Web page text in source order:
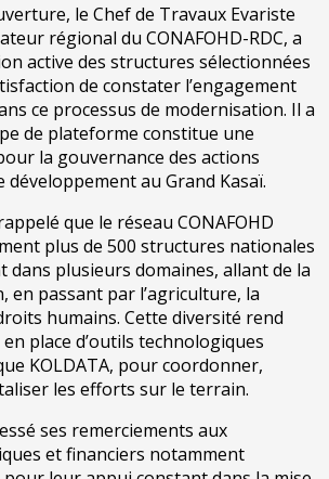
le Chef de Travaux Evariste
régional du CONAFOHD-RDC, a
active des structures sélectionnées
de constater l’engagement
ce processus de modernisation. Il a
de plateforme constitue une
la gouvernance des actions
au Grand Kasaï.
que le réseau CONAFOHD
plus de 500 structures nationales
plusieurs domaines, allant de la
en passant par l’agriculture, la
humains. Cette diversité rend
place d’outils technologiques
KOLDATA, pour coordonner,
les efforts sur le terrain.
ses remerciements aux
et financiers notamment